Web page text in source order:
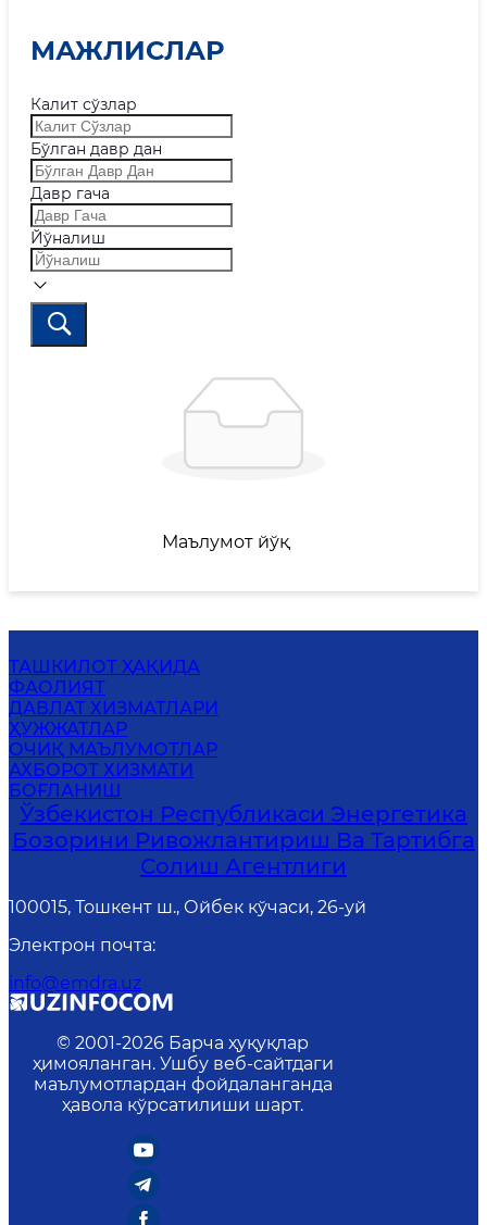
МАЖЛИСЛАР
Калит сўзлар
Бўлган давр дан
Давр гача
Йўналиш
Маълумот йўқ
ТАШКИЛОТ ҲАҚИДА
ФАОЛИЯТ
ДАВЛАТ ХИЗМАТЛАРИ
ҲУЖЖАТЛАР
ОЧИҚ МАЪЛУМОТЛАР
АХБОРОТ ХИЗМАТИ
БОҒЛАНИШ
Ўзбекистон Республикаси Энергетика
Бозорини Ривожлантириш Ва Тартибга
Солиш Агентлиги
100015, Тошкент ш., Ойбек кўчаси, 26-уй
Электрон почта:
info@emdra.uz
© 2001-2026 Барча ҳуқуқлар
ҳимояланган. Ушбу веб-сайтдаги
маълумотлардан фойдаланганда
ҳавола кўрсатилиши шарт.